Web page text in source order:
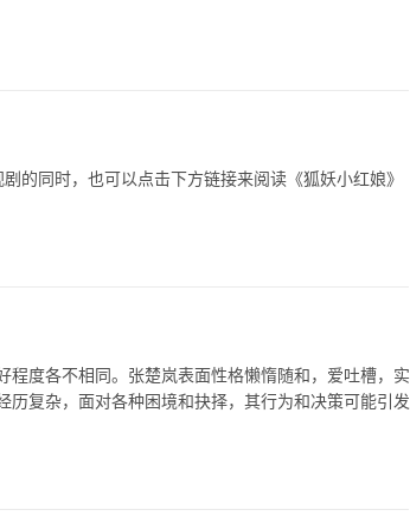
的同时，也可以点击下方链接来阅读《狐妖小红娘》
度各不相同。张楚岚表面性格懒惰随和，爱吐槽，实
历复杂，面对各种困境和抉择，其行为和决策可能引发